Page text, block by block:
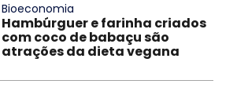
Bioeconomia
Hambúrguer e farinha criados
com coco de babaçu são
atrações da dieta vegana